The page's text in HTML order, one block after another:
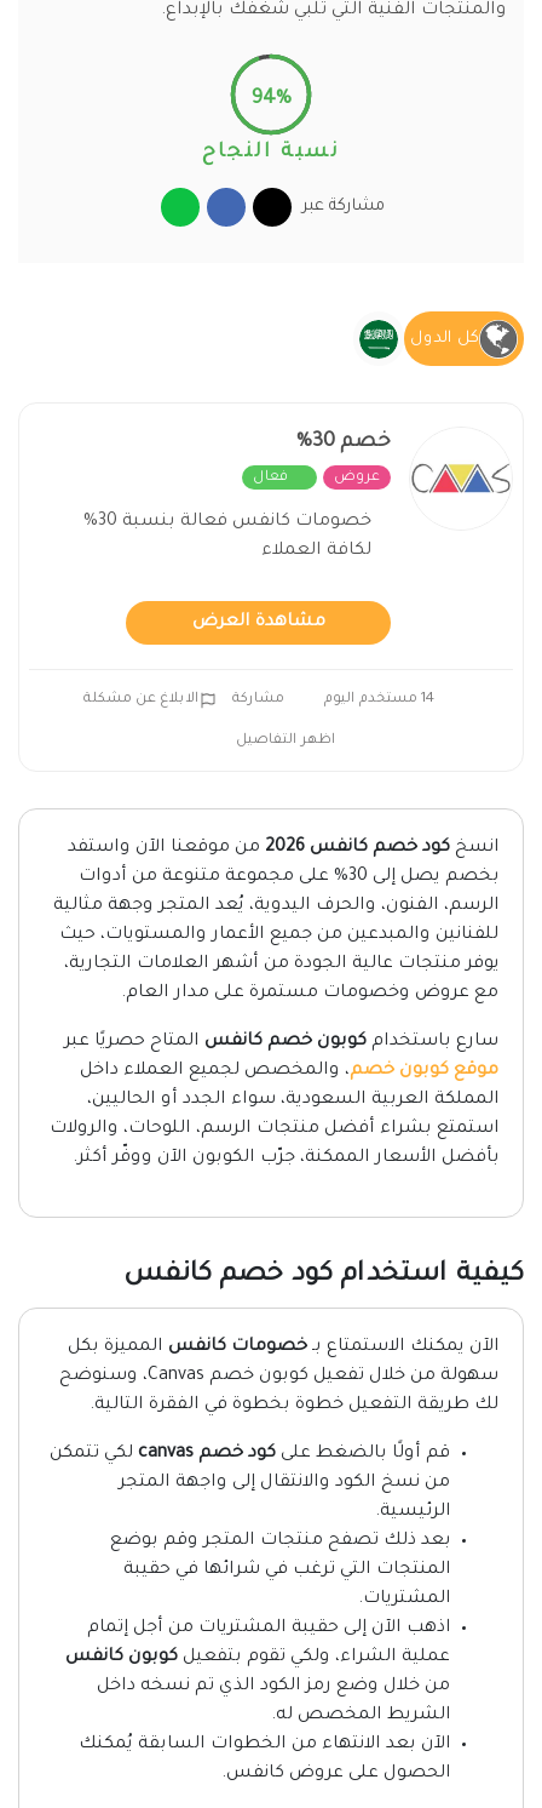
والمنتجات الفنية التي تلبي شغفك بالإبداع.
94%
نسبة النجاح
مشاركة عبر
كل الدول
خصم 30%
عروض فعال
خصومات كانفس فعالة بنسبة 30%
لكافة العملاء
مشاهدة العرض
14 مستخدم اليوم مشاركة الابلاغ عن مشكلة
اظهر التفاصيل
انسخ كود خصم كانفس 2026
من موقعنا الآن واستفد
بخصم يصل إلى 30% على مجموعة متنوعة من أدوات
الرسم، الفنون، والحرف اليدوية، يُعد المتجر وجهة مثالية
للفنانين والمبدعين من جميع الأعمار والمستويات، حيث
يوفر منتجات عالية الجودة من أشهر العلامات التجارية،
مع عروض وخصومات مستمرة على مدار العام.
سارع باستخدام كوبون خصم كانفس المتاح حصريًا عبر
موقع كوبون خصم، والمخصص لجميع العملاء داخل
المملكة العربية السعودية، سواء الجدد أو الحاليين،
استمتع بشراء أفضل منتجات الرسم، اللوحات، والرولات
بأفضل الأسعار الممكنة، جرّب الكوبون الآن ووفّر أكثر.
كيفية استخدام كود خصم كانفس
الآن يمكنك الاستمتاع بـ خصومات كانفس المميزة بكل
سهولة من خلال تفعيل كوبون خصم Canvas، وسنوضح
لك طريقة التفعيل خطوة بخطوة في الفقرة التالية.
قم أولًا بالضغط على كود خصم canvas
لكي تتمكن
من نسخ الكود والانتقال إلى واجهة المتجر
الرئيسية.
بعد ذلك تصفح منتجات المتجر وقم بوضع
المنتجات التي ترغب في شرائها في حقيبة
المشتريات.
اذهب الآن إلى حقيبة المشتريات من أجل إتمام
عملية الشراء، ولكي تقوم بتفعيل كوبون كانفس
من خلال وضع رمز الكود الذي تم نسخه داخل
الشريط المخصص له.
الآن بعد الانتهاء من الخطوات السابقة يُمكنك
الحصول على عروض كانفس.